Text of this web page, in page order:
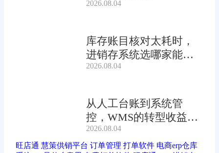
2026.08.04
库存账目核对太耗时，
进销存系统选哪家能自
动?
2026.08.04
从人工台账到系统管
控，WMS的转型收益有
多大?
2026.08.04
旺店通 慧策供销平台 订单管理 打单软件 电商erp仓库